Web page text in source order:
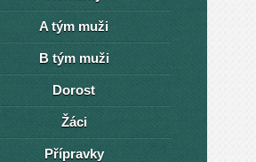
A tým muži
B tým muži
Dorost
Žáci
Přípravky